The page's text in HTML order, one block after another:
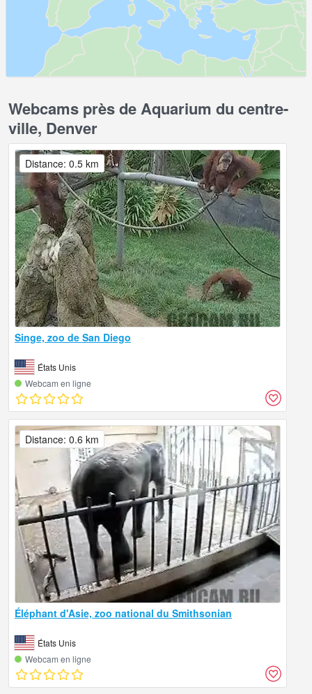
Webcams près de Aquarium du centre-
ville, Denver
Singe, zoo de San Diego
États Unis
Webcam en ligne
Distance: 0.5 km
Éléphant d'Asie, zoo national du Smithsonian
États Unis
Webcam en ligne
Distance: 0.6 km